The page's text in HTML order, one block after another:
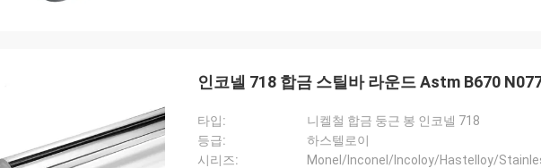
인코넬 718 합금 스틸바 라운드 Astm B670
타입:
니켈철 합금 둥근 봉 인코넬 718
등급:
하스텔로이
시리즈:
Monel/Inconel/Incoloy/Hastelloy/